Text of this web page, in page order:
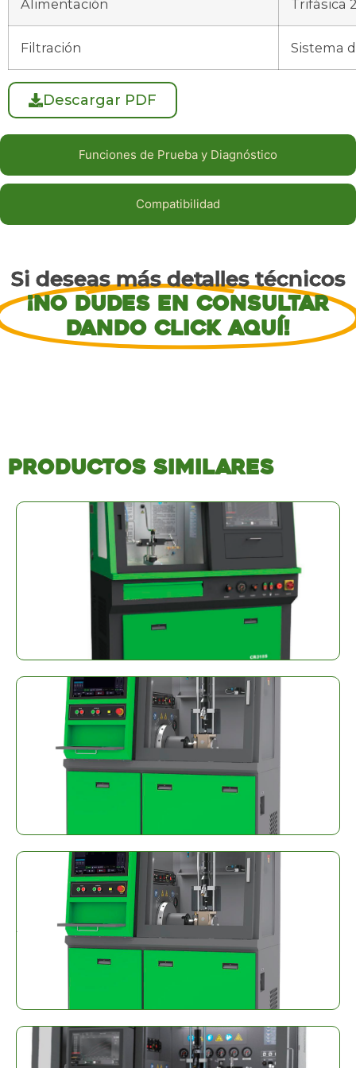
Funciones de Prueba y Diagnóstico
Compatibilidad
Alimentación Trifásica
Filtración Sistema
Descargar PDF
Si deseas más detalles técnicos
¡no dudes en consultar
dando click aquí!
Productos similares
Boten CR318S
+ Info
Boten CR318 PRO
+ Info
Boten CR518
+ Info